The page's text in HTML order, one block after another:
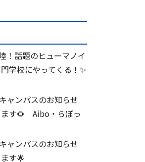
！話題のヒューマノイ
学校にやってくる！✨
ャンパスのお知らせ
ます🌻 Aibo・らぼっ
ャンパスのお知らせ
す🌟